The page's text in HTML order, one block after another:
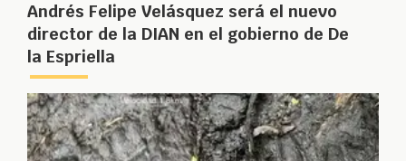
Andrés Felipe Velásquez será el nuevo
director de la DIAN en el gobierno de De
la Espriella